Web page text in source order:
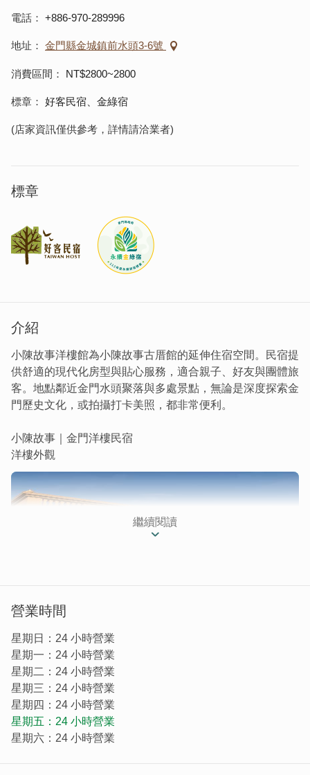
電話 +886-970-289996
地址 金門縣金城鎮前水頭3-6號
消費區間 NT$2800~2800
標章 好客民宿、金綠宿
(店家資訊僅供參考，詳情請洽業者)
標章
介紹
小陳故事洋樓館為小陳故事古厝館的延伸住宿空間。民宿提
供舒適的現代化房型與貼心服務，適合親子、好友與團體旅
客。地點鄰近金門水頭聚落與多處景點，無論是深度探索金
門歷史文化，或拍攝打卡美照，都非常便利。
小陳故事｜金門洋樓民宿
洋樓外觀
歡迎各位前來參觀遊玩，讓我們一起創造難忘的金門回憶！
繼續閱讀
營業時間
星期日：24 小時營業
星期一：24 小時營業
星期二：24 小時營業
星期三：24 小時營業
星期四：24 小時營業
星期五：24 小時營業
星期六：24 小時營業